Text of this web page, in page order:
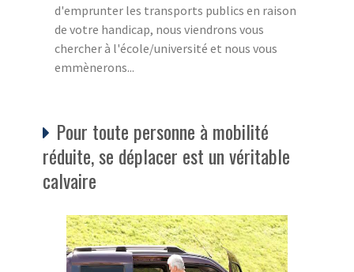
d'emprunter les transports publics en raison
de votre handicap, nous viendrons vous
chercher à l'école/université et nous vous
emmènerons...
Pour toute personne à mobilité
réduite, se déplacer est un véritable
calvaire